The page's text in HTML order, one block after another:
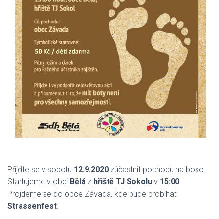
Přijďte se v sobotu 12.9.2020 zúčastnit pochodu na boso.
Startujeme v obci Bělá z hřiště TJ Sokolu v 15:00
Projdeme se do obce Závada, kde bude probíhat
Strassenfest.